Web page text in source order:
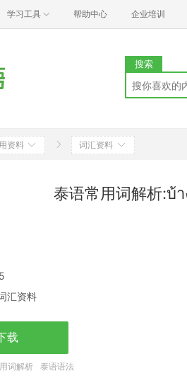
学习工具 帮助中心 企业培训
搜索
资料 词汇资料
泰语常用词解析:บ้
汇资料
载
词解析 泰语语法